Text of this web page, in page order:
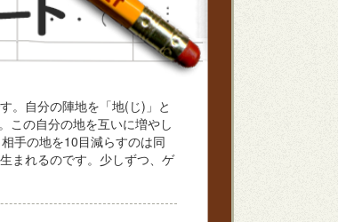
。自分の陣地を「地(じ)」と
この自分の地を互いに増やし
手の地を10目減らすのは同
まれるのです。少しずつ、ゲ